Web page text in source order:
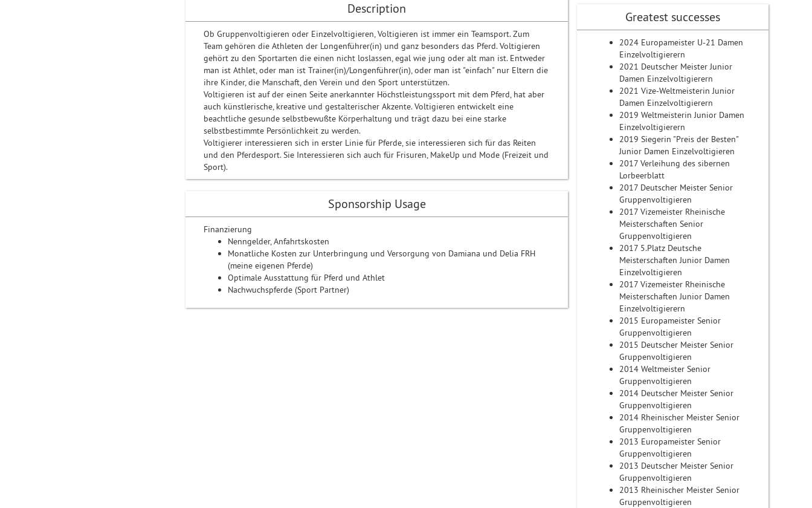
Description
Ob Gruppenvoltigieren oder Einzelvoltigieren, Voltigieren ist immer ein Teamsport. Zum
Team gehören die Athleten der Longenführer(in) und ganz besonders das Pferd. Voltigieren
gehört zu den Sportarten die einen nicht loslassen, egal wie jung oder alt man ist. Entweder
man ist Athlet, oder man ist Trainer(in)/Longenführer(in), oder man ist "einfach" nur Eltern die
ihre Kinder, die Manschaft, den Verein und den Sport unterstützen.
Voltigieren ist auf der einen Seite anerkannter Höchstleistungssport mit dem Pferd, hat aber
auch künstlerische, kreative und gestalterischer Akzente. Voltigieren entwickelt eine
beachtliche gesunde selbstbewußte Körperhaltung und trägt dazu bei eine starke
selbstbestimmte Persönlichkeit zu werden.
Voltigierer interessieren sich in erster Linie für Pferde, sie interessieren sich für das Reiten
und den Pferdesport. Sie Interessieren sich auch für Frisuren, MakeUp und Mode (Freizeit und
Sport).
Sponsorship Usage
Finanzierung
Nenngelder, Anfahrtskosten
Monatliche Kosten zur Unterbringung und Versorgung von Damiana und Delia FRH
(meine eigenen Pferde)
Optimale Ausstattung für Pferd und Athlet
Nachwuchspferde (Sport Partner)
Greatest successes
2024 Europameister U-21 Damen
Einzelvoltigierern
2021 Deutscher Meister Junior
Damen Einzelvoltigierern
2021 Vize-Weltmeisterin Junior
Damen Einzelvoltigierern
2019 Weltmeisterin Junior Damen
Einzelvoltigierern
2019 Siegerin "Preis der Besten"
Junior Damen Einzelvoltigieren
2017 Verleihung des sibernen
Lorbeerblatt
2017 Deutscher Meister Senior
Gruppenvoltigieren
2017 Vizemeister Rheinische
Meisterschaften Senior
Gruppenvoltigieren
2017 5.Platz Deutsche
Meisterschaften Junior Damen
Einzelvoltigieren
2017 Vizemeister Rheinische
Meisterschaften Junior Damen
Einzelvoltigierern
2015 Europameister Senior
Gruppenvoltigieren
2015 Deutscher Meister Senior
Gruppenvoltigieren
2014 Weltmeister Senior
Gruppenvoltigieren
2014 Deutscher Meister Senior
Gruppenvoltigieren
2014 Rheinischer Meister Senior
Gruppenvoltigieren
2013 Europameister Senior
Gruppenvoltigieren
2013 Deutscher Meister Senior
Gruppenvoltigieren
2013 Rheinischer Meister Senior
Gruppenvoltigieren